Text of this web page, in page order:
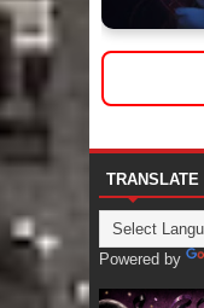
TRANSLATE
Powered by